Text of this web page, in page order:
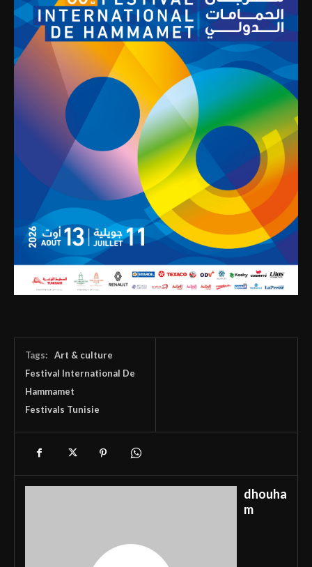
Tags:
Art & culture
Festival International De
Hammamet
Festivals Tunisie
dhouha
m